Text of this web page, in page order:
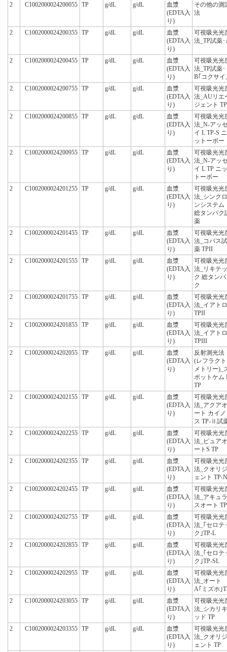
2 C1002000024200055 TP g/dL g/dL
血漿
(EDTA入
り)
その他の測
法
2 C1002000024200355 TP g/dL g/dL
血漿
(EDTA入
り)
可視吸光光
法_TP試薬
2 C1002000024200455 TP g/dL g/dL
血漿
(EDTA入
り)
可視吸光光
法_TP試薬･
B｢コクサイ
2
C1002000024200755 TP g/dL g/dL
血漿
(EDTA入
り)
可視吸光光
法_AUリエ
ジェント TP
2
C1002000024200855 TP g/dL g/dL
血漿
(EDTA入
り)
可視吸光光
法_N-アッ
イ L TP-S ニ
ットーボー
2
C1002000024200955 TP g/dL g/dL
血漿
(EDTA入
り)
可視吸光光
法_N-アッ
イ L TP ニッ
トーボー
2
C1002000024201255 TP g/dL g/dL
血漿
(EDTA入
り)
可視吸光光
法_シンクロ
ンシステム
総タンパク
薬
2
C1002000024201455 TP g/dL g/dL
血漿
(EDTA入
り)
可視吸光光
法_コバス試
薬 TPII
2
C1002000024201555 TP g/dL g/dL
血漿
(EDTA入
り)
可視吸光光
法_リキテッ
ク 総タンパ
ク
2
C1002000024201755 TP g/dL g/dL
血漿
(EDTA入
り)
可視吸光光
法_イアトロ
TPII
2
C1002000024201855 TP g/dL g/dL
血漿
(EDTA入
り)
可視吸光光
法_イアトロ
TPIII
2
C1002000024202055 TP g/dL g/dL
血漿
(EDTA入
り)
反射測光法
(レフラクト
メトリー)_
ポットケム
TP
2
C1002000024202155 TP g/dL g/dL
血漿
(EDTA入
り)
可視吸光光
法_アクアオ
ート カイノ
ス TP-Ⅱ試
2
C1002000024202255 TP g/dL g/dL
血漿
(EDTA入
り)
可視吸光光
法_ピュアオ
ートS TP
2
C1002000024202355 TP g/dL g/dL
血漿
(EDTA入
り)
可視吸光光
法_クオリジ
ェント TP-N
2
C1002000024202455 TP g/dL g/dL
血漿
(EDTA入
り)
可視吸光光
法_アキュラ
スオート TP
2
C1002000024202755 TP g/dL g/dL
血漿
(EDTA入
り)
可視吸光光
法_｢セロテ
ク｣TP-L
2
C1002000024202855 TP g/dL g/dL
血漿
(EDTA入
り)
可視吸光光
法_｢セロテ
ク｣TP-SL
2
C1002000024202955 TP g/dL g/dL
血漿
(EDTA入
り)
可視吸光光
法_オート
A｢ミズホ｣
2
C1002000024203055 TP g/dL g/dL
血漿
(EDTA入
り)
可視吸光光
法_シカリキ
ッド TP
2
C1002000024203355 TP g/dL g/dL
血漿
(EDTA入
り)
可視吸光光
法_クオリジ
ェント TP